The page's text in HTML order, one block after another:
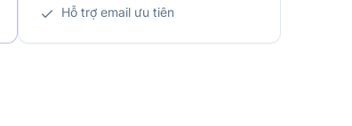
Hỗ trợ email ưu tiên